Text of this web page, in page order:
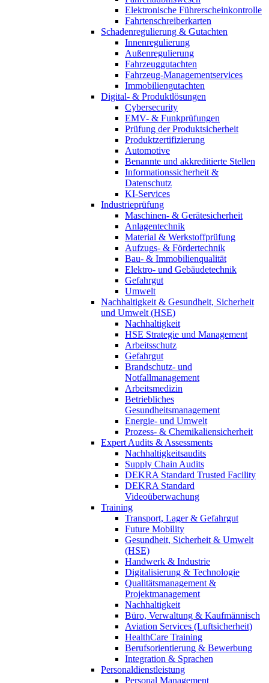
Elektronische Führerscheinkontrolle
Fahrtenschreiberkarten
Schadenregulierung & Gutachten
Innenregulierung
Außenregulierung
Fahrzeuggutachten
Fahrzeug-Managementservices
Immobiliengutachten
Digital- & Produktlösungen
Cybersecurity
EMV- & Funkprüfungen
Prüfung der Produktsicherheit
Produktzertifizierung
Automotive
Benannte und akkreditierte Stellen
Informationssicherheit &
Datenschutz
KI-Services
Industrieprüfung
Maschinen- & Gerätesicherheit
Anlagentechnik
Material & Werkstoffprüfung
Aufzugs- & Fördertechnik
Bau- & Immobilienqualität
Elektro- und Gebäudetechnik
Gefahrgut
Umwelt
Nachhaltigkeit & Gesundheit, Sicherheit
und Umwelt (HSE)
Nachhaltigkeit
HSE Strategie und Management
Arbeitsschutz
Gefahrgut
Brandschutz- und
Notfallmanagement
Arbeitsmedizin
Betriebliches
Gesundheitsmanagement
Energie- und Umwelt
Prozess- & Chemikaliensicherheit
Expert Audits & Assessments
Nachhaltigkeitsaudits
Supply Chain Audits
DEKRA Standard Trusted Facility
DEKRA Standard
Videoüberwachung
Training
Transport, Lager & Gefahrgut
Future Mobility
Gesundheit, Sicherheit & Umwelt
(HSE)
Handwerk & Industrie
Digitalisierung & Technologie
Qualitätsmanagement &
Projektmanagement
Nachhaltigkeit
Büro, Verwaltung & Kaufmännisch
Aviation Services (Luftsicherheit)
HealthCare Training
Berufsorientierung & Bewerbung
Integration & Sprachen
Personaldienstleistung
Personal Management